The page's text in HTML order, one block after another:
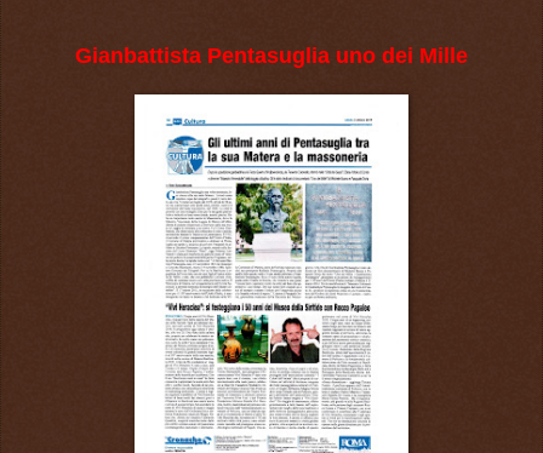
Gianbattista Pentasuglia uno dei Mille